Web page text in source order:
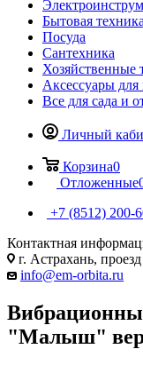
Бытовая техника
Посуда
Сантехника
Хозяйственные
Аксессуары
Все для сада и
Личный
Корзина0
Отложенные
+7 (8512) 200-
Контактная
г. Астрахань,
info@em-orbita.ru
"Малыш"